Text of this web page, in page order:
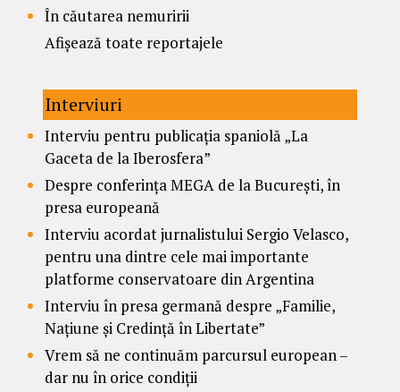
În căutarea nemuririi
Afișează toate reportajele
Interviuri
Interviu pentru publicația spaniolă „La
Gaceta de la Iberosfera”
Despre conferința MEGA de la București, în
presa europeană
Interviu acordat jurnalistului Sergio Velasco,
pentru una dintre cele mai importante
platforme conservatoare din Argentina
Interviu în presa germană despre „Familie,
Națiune și Credință în Libertate”
Vrem să ne continuăm parcursul european –
dar nu în orice condiții